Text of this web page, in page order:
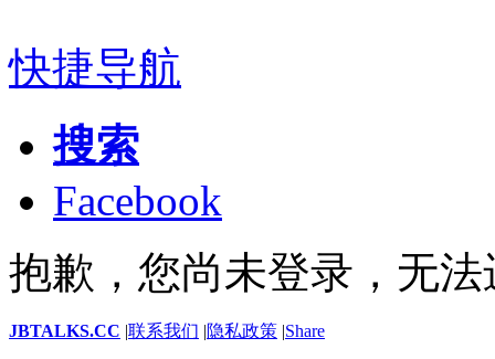
快捷导航
搜索
Facebook
抱歉，您尚未登录，无
JBTALKS.CC |联系我们 |隐私政策 |Share